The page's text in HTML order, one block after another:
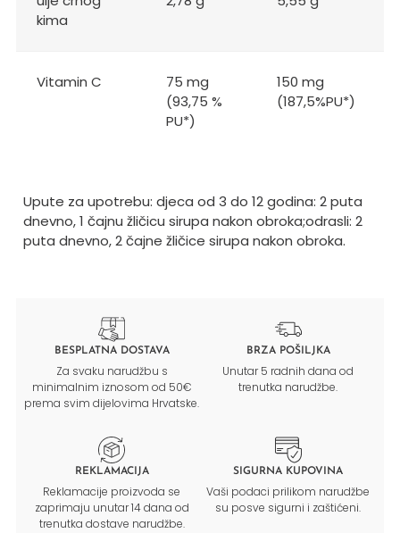
kima
Vitamin C
75 mg
(93,75 %
PU*)
150 mg
(187,5%PU*)
Upute za upotrebu: djeca od 3 do 12 godina: 2 puta
dnevno, 1 čajnu žličicu sirupa nakon obroka;odrasli: 2
puta dnevno, 2 čajne žličice sirupa nakon obroka.
BESPLATNA DOSTAVA
Za svaku narudžbu s
minimalnim iznosom od 50€
prema svim dijelovima Hrvatske.
BRZA POŠILJKA
Unutar 5 radnih dana od
trenutka narudžbe.
REKLAMACIJA
Reklamacije proizvoda se
zaprimaju unutar 14 dana od
trenutka dostave narudžbe.
SIGURNA KUPOVINA
Vaši podaci prilikom narudžbe
su posve sigurni i zaštićeni.